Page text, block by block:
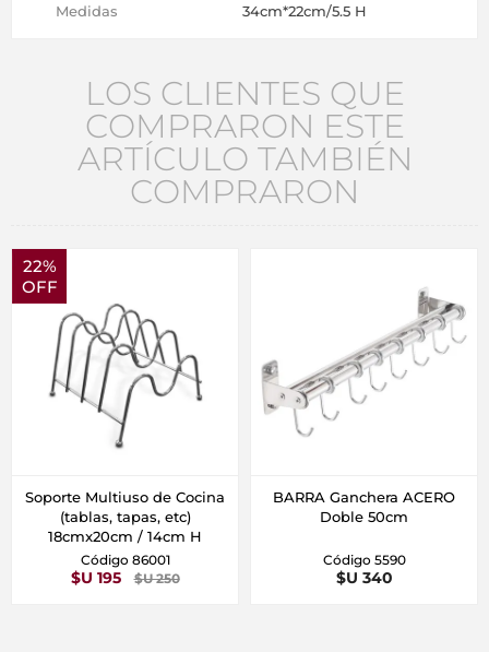
Medidas 34cm*22cm/5.5 H
LOS CLIENTES QUE
COMPRARON ESTE
ARTÍCULO TAMBIÉN
COMPRARON
22%
OFF
Soporte Multiuso de Cocina
(tablas, tapas, etc)
18cmx20cm / 14cm H
Código 86001
$U 195 $U 250
BARRA Ganchera ACERO
Doble 50cm
Código 5590
$U 340